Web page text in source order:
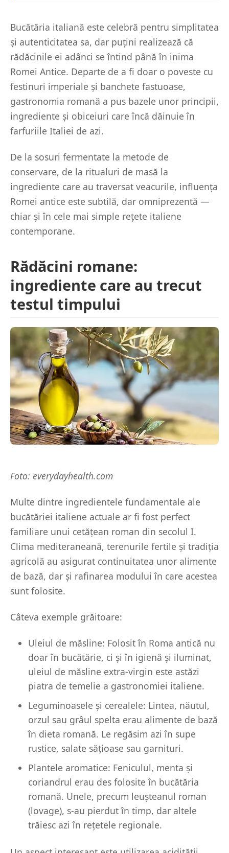
Bucătăria italiană este celebră pentru simplitatea
și autenticitatea sa, dar puțini realizează că
rădăcinile ei adânci se întind până în inima
Romei Antice. Departe de a fi doar o poveste cu
festinuri imperiale și banchete fastuoase,
gastronomia romană a pus bazele unor principii,
ingrediente și obiceiuri care încă dăinuie în
farfuriile Italiei de azi.
De la sosuri fermentate la metode de
conservare, de la ritualuri de masă la
ingrediente care au traversat veacurile, influența
Romei antice este subtilă, dar omniprezentă —
chiar și în cele mai simple rețete italiene
contemporane.
Rădăcini romane:
ingrediente care au trecut
testul timpului
Foto: everydayhealth.com
Multe dintre ingredientele fundamentale ale
bucătăriei italiene actuale ar fi fost perfect
familiare unui cetățean roman din secolul I.
Clima mediteraneană, terenurile fertile și tradiția
agricolă au asigurat continuitatea unor alimente
de bază, dar și rafinarea modului în care acestea
sunt folosite.
Câteva exemple grăitoare:
Uleiul de măsline: Folosit în Roma antică nu
doar în bucătărie, ci și în igienă și iluminat,
uleiul de măsline extra-virgin este astăzi
piatra de temelie a gastronomiei italiene.
Leguminoasele și cerealele: Lintea, năutul,
orzul sau grâul spelta erau alimente de bază
în dieta romană. Le regăsim azi în supe
rustice, salate sățioase sau garnituri.
Plantele aromatice: Feniculul, menta și
coriandrul erau des folosite în bucătăria
romană. Unele, precum leușteanul roman
(lovage), s-au pierdut în timp, dar altele
trăiesc azi în rețetele regionale.